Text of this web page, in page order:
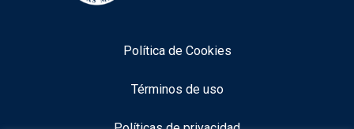
Política de Cookies
Términos de uso